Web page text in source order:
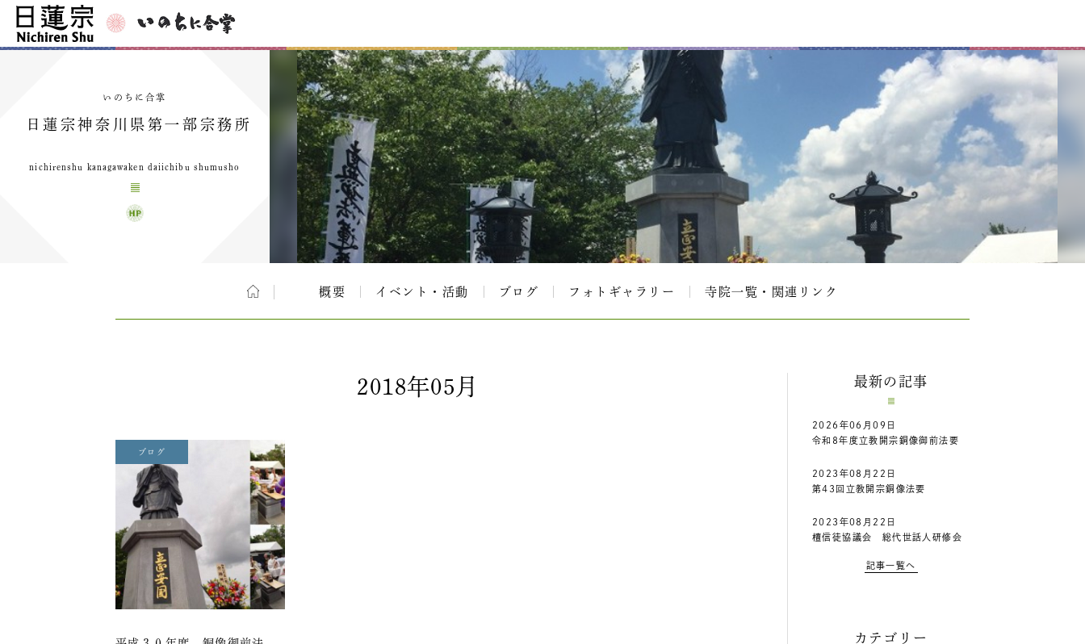
いのちに合掌
日蓮宗神奈川県第一部宗務所
nichirenshu kanagawaken daiichibu shumusho
概要 イベント・活動 ブログ フォトギャラリー 寺院一覧・関連リンク
2018年05月
ブログ
最新の記事
2026年06月09日
令和8年度立教開宗銅像御前法要
2023年08月22日
第43回立教開宗銅像法要
2023年08月22日
檀信徒協議会 総代世話人研修会
記事一覧へ
カテゴリー